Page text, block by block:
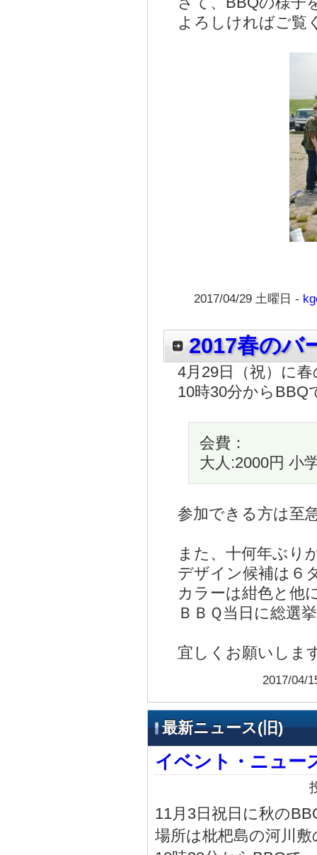
よろしければご
2017/04/29 土曜日 -
2017春のバ
4月29日（祝）に
10時30分からBBQ
会費：
大人:2000円 小
参加できる方は至
また、十何年ぶり
デザイン候補は６
カラーは紺色と他
ＢＢＱ当日に総選
宜しくお願いしま
2017/04/
最新ニュース(旧)
イベント・ニュー
11月3日祝日に秋の
場所は枇杷島の河川